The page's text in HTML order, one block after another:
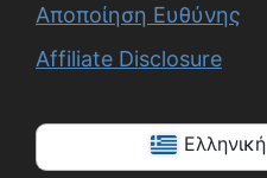
Αποποίηση Ευθύνης
Affiliate Disclosure
Ελληνική